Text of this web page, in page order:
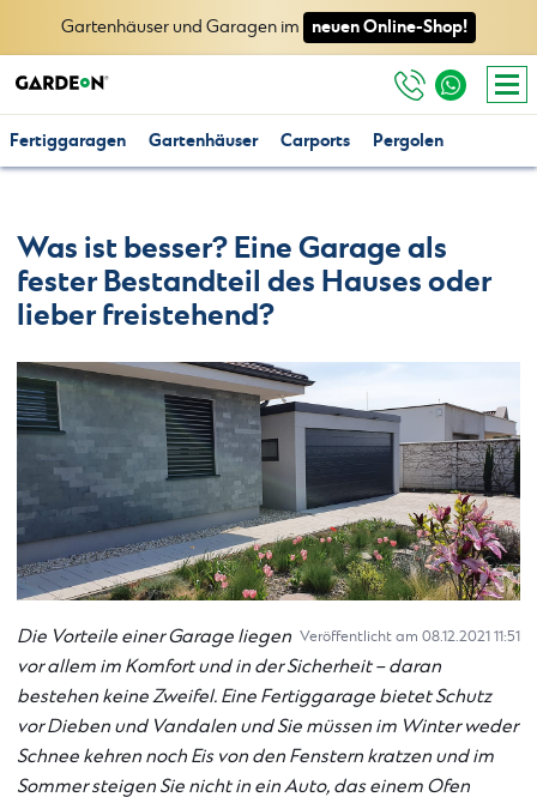
Gartenhäuser und Garagen im neuen Online-Shop!
Fertiggaragen Gartenhäuser Carports Pergolen
Was ist besser? Eine Garage als
fester Bestandteil des Hauses oder
lieber freistehend?
Veröffentlicht am 08.12.2021 11:51
Die Vorteile einer Garage liegen
vor allem im Komfort und in der Sicherheit – daran
bestehen keine Zweifel. Eine Fertiggarage bietet Schutz
vor Dieben und Vandalen und Sie müssen im Winter weder
Schnee kehren noch Eis von den Fenstern kratzen und im
Sommer steigen Sie nicht in ein Auto, das einem Ofen